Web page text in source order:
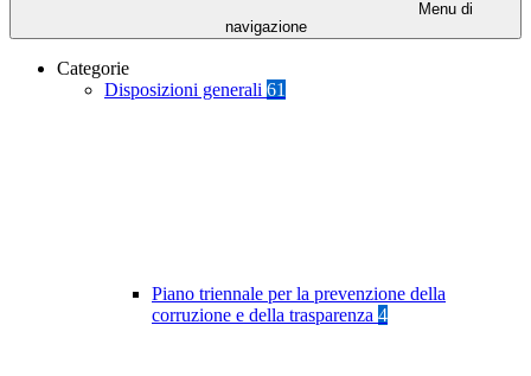
Menu di
navigazione
Categorie
Disposizioni generali 61
Piano triennale per la prevenzione della
corruzione e della trasparenza 4